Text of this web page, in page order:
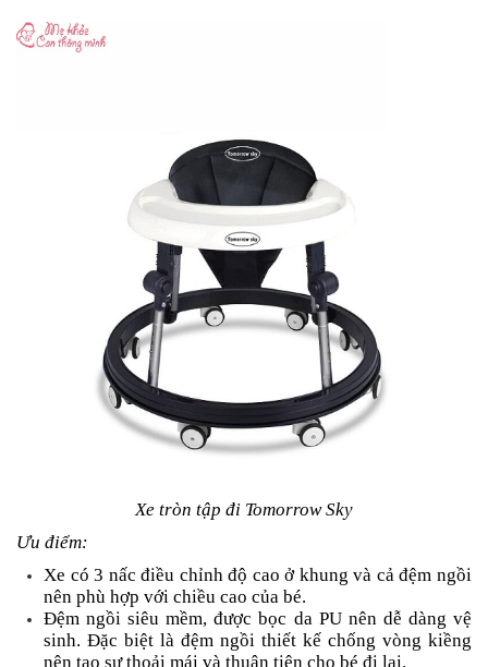
Xe tròn tập đi Tomorrow Sky
Ưu điểm:
Xe có 3 nấc điều chỉnh độ cao ở khung và cả đệm ngồi
nên phù hợp với chiều cao của bé.
Đệm ngồi siêu mềm, được bọc da PU nên dễ dàng vệ
sinh. Đặc biệt là đệm ngồi thiết kế chống vòng kiềng
nên tạo sự thoải mái và thuận tiện cho bé đi lại.